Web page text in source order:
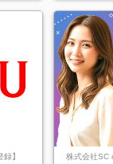
】 株式会社SC